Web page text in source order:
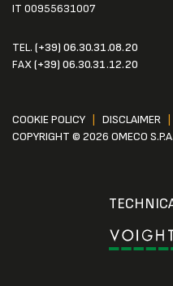
IT 00955631007
TEL. (+39) 06.30.31.08.20
FAX(+39) 06.30.31.12.20
COOKIE POLICY DISCLAIMER
COPYRIGHT © 2026 OMECO S.P.A.